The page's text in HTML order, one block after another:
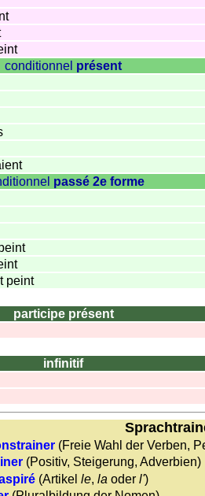
conditionnel présent
passé 2e forme
peint
participe présent
infinitif
(Freie Wahl der Verben,
(Positiv, Steigerung, Adverbien)
(Artikel le, la oder l')